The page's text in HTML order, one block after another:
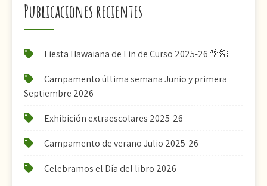
Publicaciones recientes
Fiesta Hawaiana de Fin de Curso 2025-26 🌴🌺
Campamento última semana Junio y primera
Septiembre 2026
Exhibición extraescolares 2025-26
Campamento de verano Julio 2025-26
Celebramos el Día del libro 2026